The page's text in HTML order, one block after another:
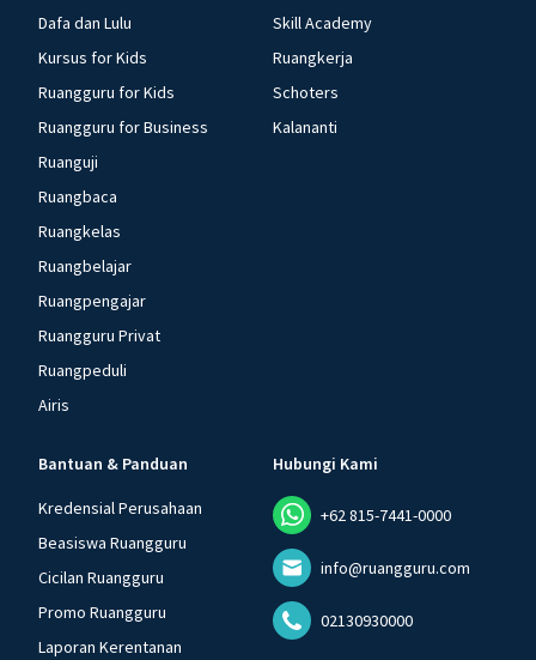
Dafa dan Lulu
Kursus for Kids
Ruangguru for Kids
Ruangguru for Business
Ruanguji
Ruangbaca
Ruangkelas
Ruangbelajar
Ruangpengajar
Ruangguru Privat
Ruangpeduli
Airis
Skill Academy
Ruangkerja
Schoters
Kalananti
Bantuan & Panduan
Kredensial Perusahaan
Beasiswa Ruangguru
Cicilan Ruangguru
Promo Ruangguru
Laporan Kerentanan
Hubungi Kami
+62 815-7441-0000
info@ruangguru.com
02130930000